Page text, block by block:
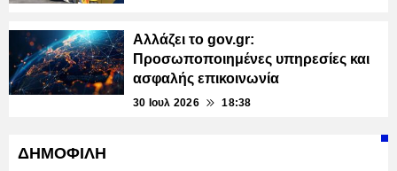
Αλλάζει το gov.gr:
Προσωποποιημένες υπηρεσίες και
ασφαλής επικοινωνία
30 Ιουλ 2026 18:38
ΔΗΜΟΦΙΛΗ